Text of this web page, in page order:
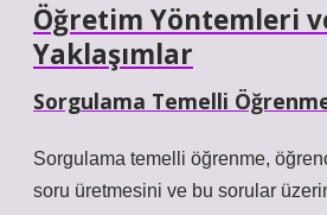
Öğretim Yöntemleri
Yaklaşımlar
Sorgulama Temelli
Sorgulama temelli öğrenme,
soru üretmesini ve bu sorular